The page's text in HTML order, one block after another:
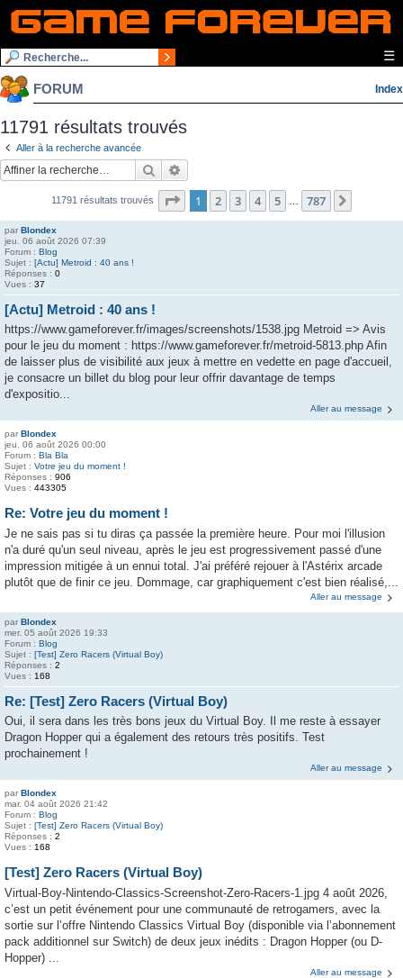
☰
FORUM Index
11791 résultats trouvés
Aller à la recherche avancée
Rechercher
11791 résultats trouvés Page 1sur787
1 2 3 4 5 787
par Blondex
jeu. 06 août 2026 07:39
Forum : Blog
Sujet : [Actu] Metroid : 40 ans !
Réponses : 0
Vues : 37
[Actu] Metroid : 40 ans !
https://www.gameforever.fr/images/screenshots/1538.jpg Metroid => Avis
pour le jeu du moment : https://www.gameforever.fr/metroid-5813.php Afin
de laisser plus de visibilité aux jeux à mettre en vedette en page d'accueil,
je consacre un billet du blog pour leur offrir davantage de temps
d'expositio...
Aller au message
par Blondex
jeu. 06 août 2026 00:00
Forum : Bla Bla
Sujet : Votre jeu du moment !
Réponses : 906
Vues : 443305
Re: Votre jeu du moment !
Je ne sais pas si tu diras ça passée la première heure. Pour moi l'illusion
n'a duré qu'un seul niveau, après le jeu est progressivement passé d'une
impression mitigée à un ennui total. J'ai préféré rejouer à l'Astérix arcade
plutôt que de finir ce jeu. Dommage, car graphiquement c'est bien réalisé,...
Aller au message
par Blondex
mer. 05 août 2026 19:33
Forum : Blog
Sujet : [Test] Zero Racers (Virtual Boy)
Réponses : 2
Vues : 168
Re: [Test] Zero Racers (Virtual Boy)
Oui, il sera dans les très bons jeux du Virtual Boy. Il me reste à essayer
Dragon Hopper qui a également des retours très positifs. Test
prochainement !
Aller au message
par Blondex
mar. 04 août 2026 21:42
Forum : Blog
Sujet : [Test] Zero Racers (Virtual Boy)
Réponses : 2
Vues : 168
[Test] Zero Racers (Virtual Boy)
Virtual-Boy-Nintendo-Classics-Screenshot-Zero-Racers-1.jpg 4 août 2026,
c’est un petit événement pour une communauté de retrogamers, avec la
sortie sur l’offre Nintendo Classics Virtual Boy (disponible via l’abonnement
pack additionnel sur Switch) de deux jeux inédits : Dragon Hopper (ou D-
Hopper) ...
Aller au message